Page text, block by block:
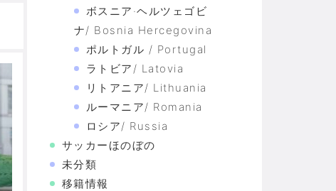
ボスニア·ヘルツェゴビ
ナ/ Bosnia Hercegovina
ポルトガル / Portugal
ラトビア/ Latovia
リトアニア/ Lithuania
ルーマニア/ Romania
ロシア/ Russia
サッカーほのぼの
未分類
移籍情報